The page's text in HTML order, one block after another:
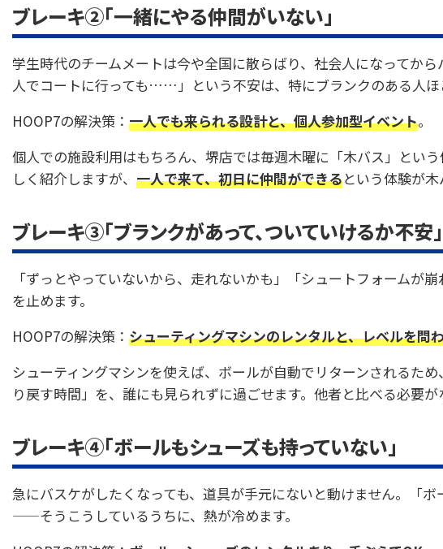
ブレーキ②「一緒にやる仲間がいない」
学生時代のチームメートは今や全国に散らばり、社会人になってか
人でコートに行っても……」という不安は、特にブランクのある人ほ
HOOP7の解決策： 一人でも来られる設計と、個人参加型イベント。
個人での施設利用はもちろん、堺店では毎週木曜に「木バス」とい
しく紹介しますが、 一人で来て、初日に仲間ができるという体験が木
ブレーキ③「ブランクがあって、ついていけるか不安」
「ずっとやっていないから、走れないかも」「シュートフォーム
を止めます。
HOOP7の解決策： シューティングマシンのレンタルと、レベルを問
シューティングマシンを使えば、ボールが自動でリターンされるた
り戻す時間」を、誰にも見られずに過ごせます。他者と比べる必要が
ブレーキ④「ボールもシューズも持っていない」
急にバスケがしたくなっても、道具が手元にないと動けません。「
——そうこうしているうちに、熱が冷めます。